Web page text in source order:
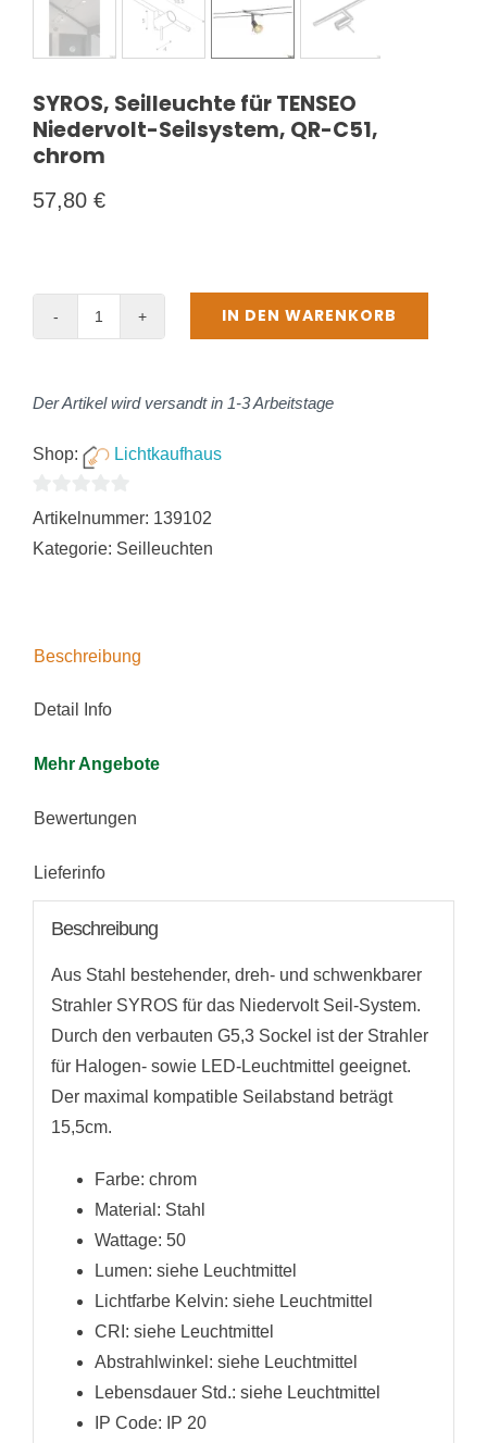
SYROS, Seilleuchte für TENSEO
Niedervolt-Seilsystem, QR-C51,
chrom
57,80 €
Niedervolt-
QR-
C51,
IN DEN WARENKORB
Der Artikel wird versandt in 1-3 Arbeitstage
Shop: Lichtkaufhaus
0
Artikelnummer: 139102
Kategorie: Seilleuchten
Beschreibung
Detail Info
Mehr Angebote
Bewertungen
Lieferinfo
Beschreibung
Aus Stahl bestehender, dreh- und schwenkbarer
Strahler SYROS für das Niedervolt Seil-System.
Durch den verbauten G5,3 Sockel ist der Strahler
für Halogen- sowie LED-Leuchtmittel geeignet.
Der maximal kompatible Seilabstand beträgt
15,5cm.
Farbe: chrom
Material: Stahl
Wattage: 50
Lumen: siehe Leuchtmittel
Lichtfarbe Kelvin: siehe Leuchtmittel
CRI: siehe Leuchtmittel
Abstrahlwinkel: siehe Leuchtmittel
Lebensdauer Std.: siehe Leuchtmittel
IP Code: IP 20